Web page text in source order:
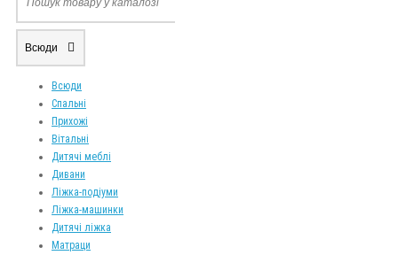
Всюди
Всюди
Спальні
Прихожі
Вітальні
Дитячі меблі
Дивани
Ліжка-подіуми
Ліжка-машинки
Дитячі ліжка
Матраци